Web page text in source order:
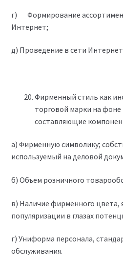
г) Формирование
Интернет;
д) Проведение в сети
Фирменный стиль как
торговой марки на
составляющие
а) Фирменную символику;
используемый на деловой
б) Объем розничного
в) Наличие фирменного цвета,
популяризации в глазах
г) Униформа персонала,
обслуживания.